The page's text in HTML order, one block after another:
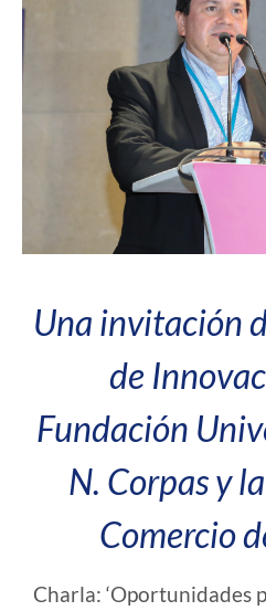
Una invitación
de
Fundación
N. Corpas y
Comercio
Charla: ‘Oportunidades